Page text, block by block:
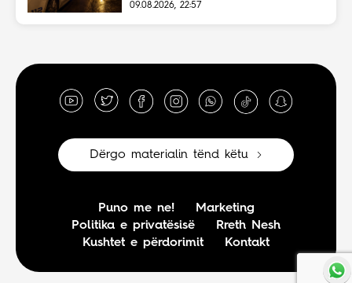
09.08.2026, 22:57
Dërgo materialin tënd këtu
Puno me ne!
Marketing
Politika e privatësisë
Rreth Nesh
Kushtet e përdorimit
Kontakt